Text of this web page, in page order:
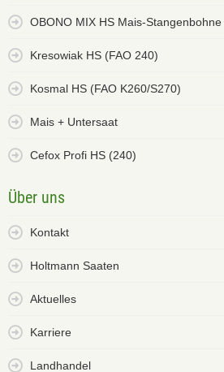
OBONO MIX HS Mais-Stangenbohne
Kresowiak HS (FAO 240)
Kosmal HS (FAO K260/S270)
Mais + Untersaat
Cefox Profi HS (240)
Über uns
Kontakt
Holtmann Saaten
Aktuelles
Karriere
Landhandel